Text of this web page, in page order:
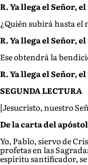
R. Ya llega el Señor,
¿Quién subirá hasta el
R. Ya llega el Señor,
Ese obtendrá la
R. Ya llega el Señor,
SEGUNDA LECTURA
[Jesucristo, nuestro
De la carta del apóstol
Yo, Pablo, siervo de
profetas en las
espíritu santificador,